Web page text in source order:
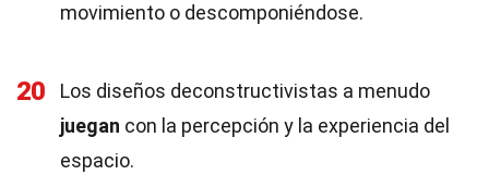
movimiento o descomponiéndose.
20
Los diseños deconstructivistas a menudo
juegan con la percepción y la experiencia del
espacio.